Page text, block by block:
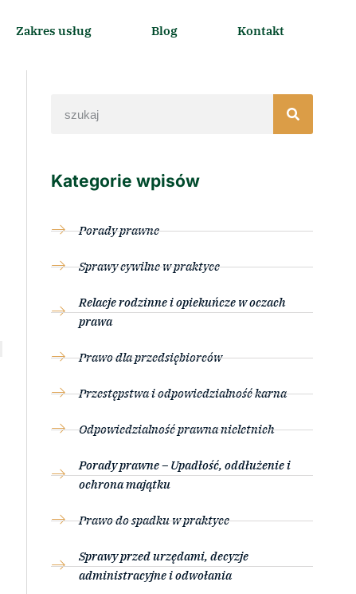
Zakres usług Blog Kontakt
Kategorie wpisów
Porady prawne
Sprawy cywilne w praktyce
Relacje rodzinne i opiekuńcze w oczach
prawa
Prawo dla przedsiębiorców
Przestępstwa i odpowiedzialność karna
Odpowiedzialność prawna nieletnich
Porady prawne – Upadłość, oddłużenie i
ochrona majątku
Prawo do spadku w praktyce
Sprawy przed urzędami, decyzje
administracyjne i odwołania